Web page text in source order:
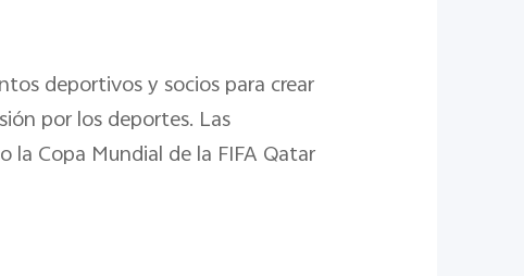
deportivos y socios para crear
por los deportes. Las
Copa Mundial de la FIFA Qatar